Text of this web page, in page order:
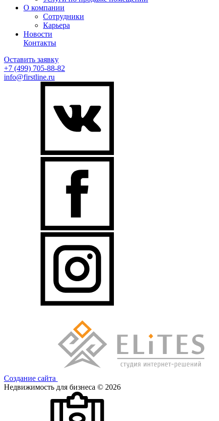
О компании
Сотрудники
Карьера
Новости
Контакты
Оставить заявку
+7 (499) 705-88-82
info@firstline.ru
Создание сайта
Недвижимость для бизнеса © 2026